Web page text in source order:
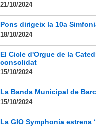
21/10/2024
Pons dirigeix la 10a
18/10/2024
El Cicle d'Orgue de la
consolidat
15/10/2024
La Banda Municipal de
15/10/2024
La GIO Symphonia estrena